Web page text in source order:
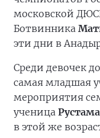
московской
Ботвинника
эти дни в
Среди девочек
самая младшая
мероприятия
ученица
в этой же